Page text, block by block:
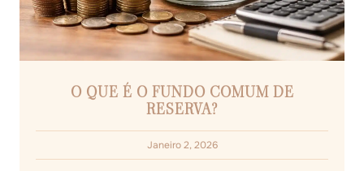
O QUE É O FUNDO COMUM DE
RESERVA?
Janeiro 2, 2026